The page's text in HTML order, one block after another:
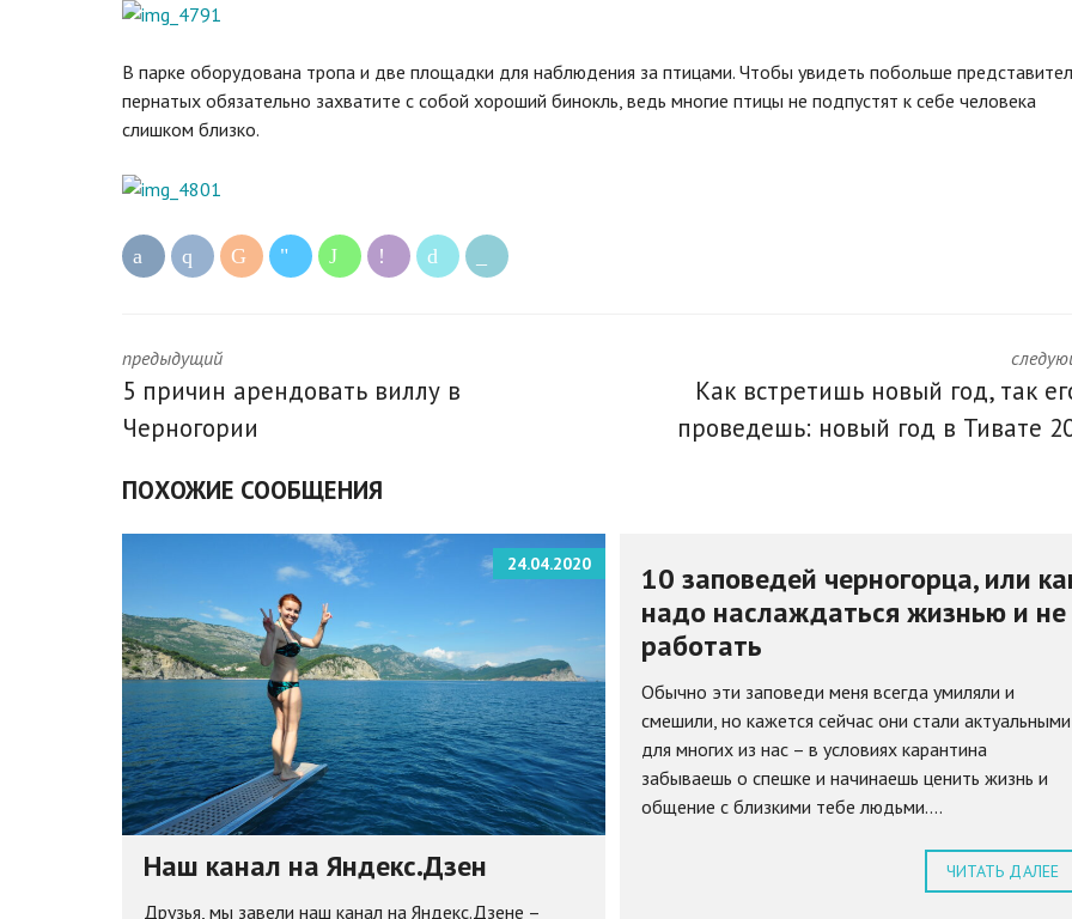
В парке оборудована тропа и две площадки для наблюдения за птицами. Чтобы увидеть побольше
пернатых обязательно захватите с собой хороший бинокль, ведь многие птицы не подпустят к себе человека
слишком близко.
предыдущий
5 причин арендовать виллу в
Черногории
Как встретишь новый год, так
проведешь: новый год в Тивате
ПОХОЖИЕ СООБЩЕНИЯ
24.04.2020
Наш канал на Яндекс.Дзен
Друзья, мы завели наш канал на Яндекс.Дзене –
10 заповедей черногорца, или
надо наслаждаться жизнью и не
работать
Обычно эти заповеди меня всегда умиляли и
смешили, но кажется сейчас они стали актуальными
для многих из нас – в условиях карантина
забываешь о спешке и начинаешь ценить жизнь и
общение с близкими тебе людьми....
ЧИТАТЬ ДАЛЕЕ